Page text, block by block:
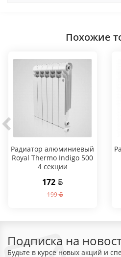
Похожие
Радиатор алюминиевый
Royal Thermo Indigo 500
4 секции
172
199
Подписка на
Будьте в курсе новых акций и